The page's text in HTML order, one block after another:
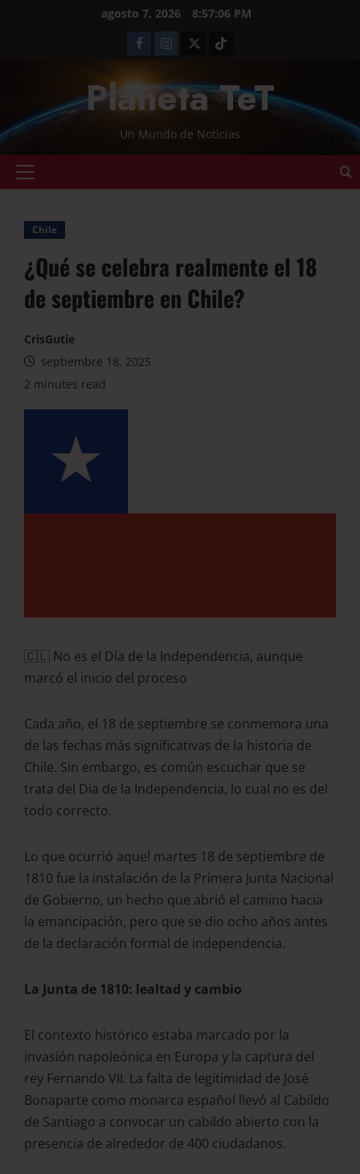
agosto 7, 2026 8:57:07 PM
Planeta TeT
Un Mundo de Noticias
Chile
¿Qué se celebra realmente el 18
de septiembre en Chile?
CrisGutie
septiembre 18, 2025
2 minutes read
🇨🇱 No es el Día de la Independencia, aunque
marcó el inicio del proceso
Cada año, el 18 de septiembre se conmemora una
de las fechas más significativas de la historia de
Chile. Sin embargo, es común escuchar que se
trata del Día de la Independencia, lo cual no es del
todo correcto.
Lo que ocurrió aquel martes 18 de septiembre de
1810 fue la instalación de la Primera Junta Nacional
de Gobierno, un hecho que abrió el camino hacia
la emancipación, pero que se dio ocho años antes
de la declaración formal de independencia.
La Junta de 1810: lealtad y cambio
El contexto histórico estaba marcado por la
invasión napoleónica en Europa y la captura del
rey Fernando VII. La falta de legitimidad de José
Bonaparte como monarca español llevó al Cabildo
de Santiago a convocar un cabildo abierto con la
presencia de alrededor de 400 ciudadanos.